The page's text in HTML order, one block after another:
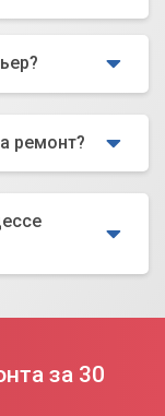
ремонт?
за 30